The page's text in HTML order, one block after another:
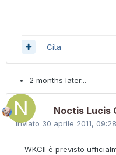
Cita
2 months later...
Noctis Lucis
Inviato 30 aprile 2011, 09:28
WKCII è previsto